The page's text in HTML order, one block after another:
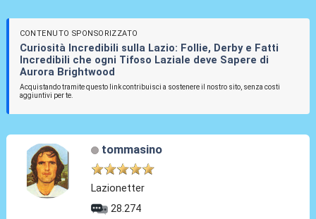
CONTENUTO SPONSORIZZATO
Curiosità Incredibili sulla Lazio: Follie, Derby e Fatti
Incredibili che ogni Tifoso Laziale deve Sapere di
Aurora Brightwood
Acquistando tramite questo link contribuisci a sostenere il nostro sito, senza costi
aggiuntivi per te.
tommasino
Lazionetter
28.274